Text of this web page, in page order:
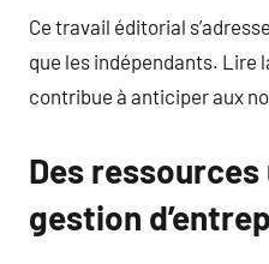
Ce travail éditorial
que les indépendants. Lire
contribue à anticiper aux
Des
gestion